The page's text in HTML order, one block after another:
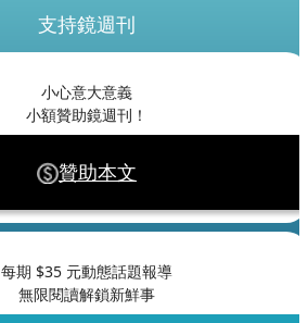
支持鏡週刊
小心意大意義
小額贊助鏡週刊！
贊助本文
每期 $35 元動態話題報導
無限閱讀解鎖新鮮事